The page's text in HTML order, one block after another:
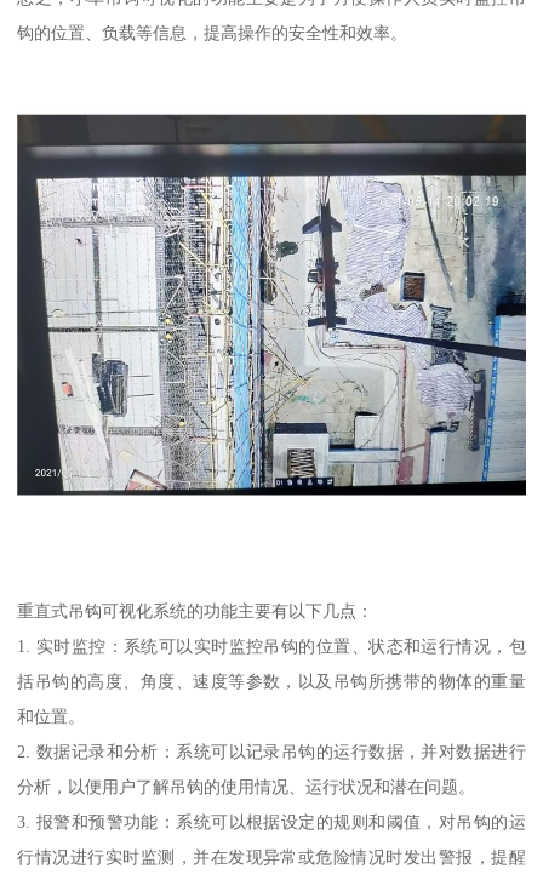
钩的位置、负载等信息，提高操作的安全性和效率。
重直式吊钩可视化系统的功能主要有以下几点：
1. 实时监控：系统可以实时监控吊钩的位置、状态和运行情况，包
括吊钩的高度、角度、速度等参数，以及吊钩所携带的物体的重量
和位置。
2. 数据记录和分析：系统可以记录吊钩的运行数据，并对数据进行
分析，以便用户了解吊钩的使用情况、运行状况和潜在问题。
3. 报警和预警功能：系统可以根据设定的规则和阈值，对吊钩的运
行情况进行实时监测，并在发现异常或危险情况时发出警报，提醒